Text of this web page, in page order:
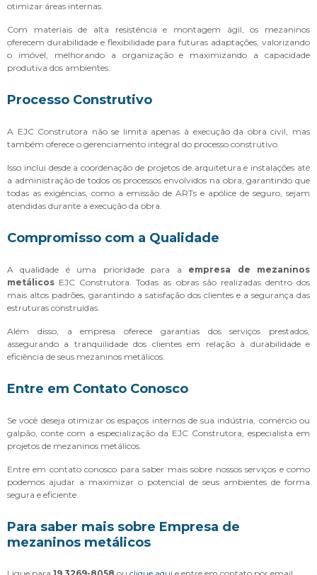
otimizar áreas internas.
Com materiais de alta resistência e montagem ágil, os mezaninos
oferecem durabilidade e flexibilidade para futuras adaptações, valorizando
o imóvel, melhorando a organização e maximizando a capacidade
produtiva dos ambientes.
Processo Construtivo
A EJC Construtora não se limita apenas à execução da obra civil, mas
também oferece o gerenciamento integral do processo construtivo.
Isso inclui desde a coordenação de projetos de arquitetura e instalações até
a administração de todos os processos envolvidos na obra, garantindo que
todas as exigências, como a emissão de ARTs e apólice de seguro, sejam
atendidas durante a execução da obra.
Compromisso com a Qualidade
A qualidade é uma prioridade para a empresa de mezaninos
metálicos EJC Construtora. Todas as obras são realizadas dentro dos
mais altos padrões, garantindo a satisfação dos clientes e a segurança das
estruturas construídas.
Além disso, a empresa oferece garantias dos serviços prestados,
assegurando a tranquilidade dos clientes em relação à durabilidade e
eficiência de seus mezaninos metálicos.
Entre em Contato Conosco
Se você deseja otimizar os espaços internos de sua indústria, comércio ou
galpão, conte com a especialização da EJC Construtora, especialista em
projetos de mezaninos metálicos.
Entre em contato conosco para saber mais sobre nossos serviços e como
podemos ajudar a maximizar o potencial de seus ambientes de forma
segura e eficiente.
Para saber mais sobre Empresa de
mezaninos metálicos